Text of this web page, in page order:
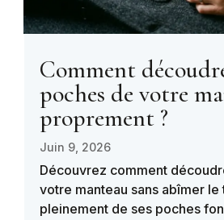
Comment
poches de votre
proprement ?
Juin 9, 2026
Découvrez comment
votre manteau sans abîmer
pleinement de ses poches